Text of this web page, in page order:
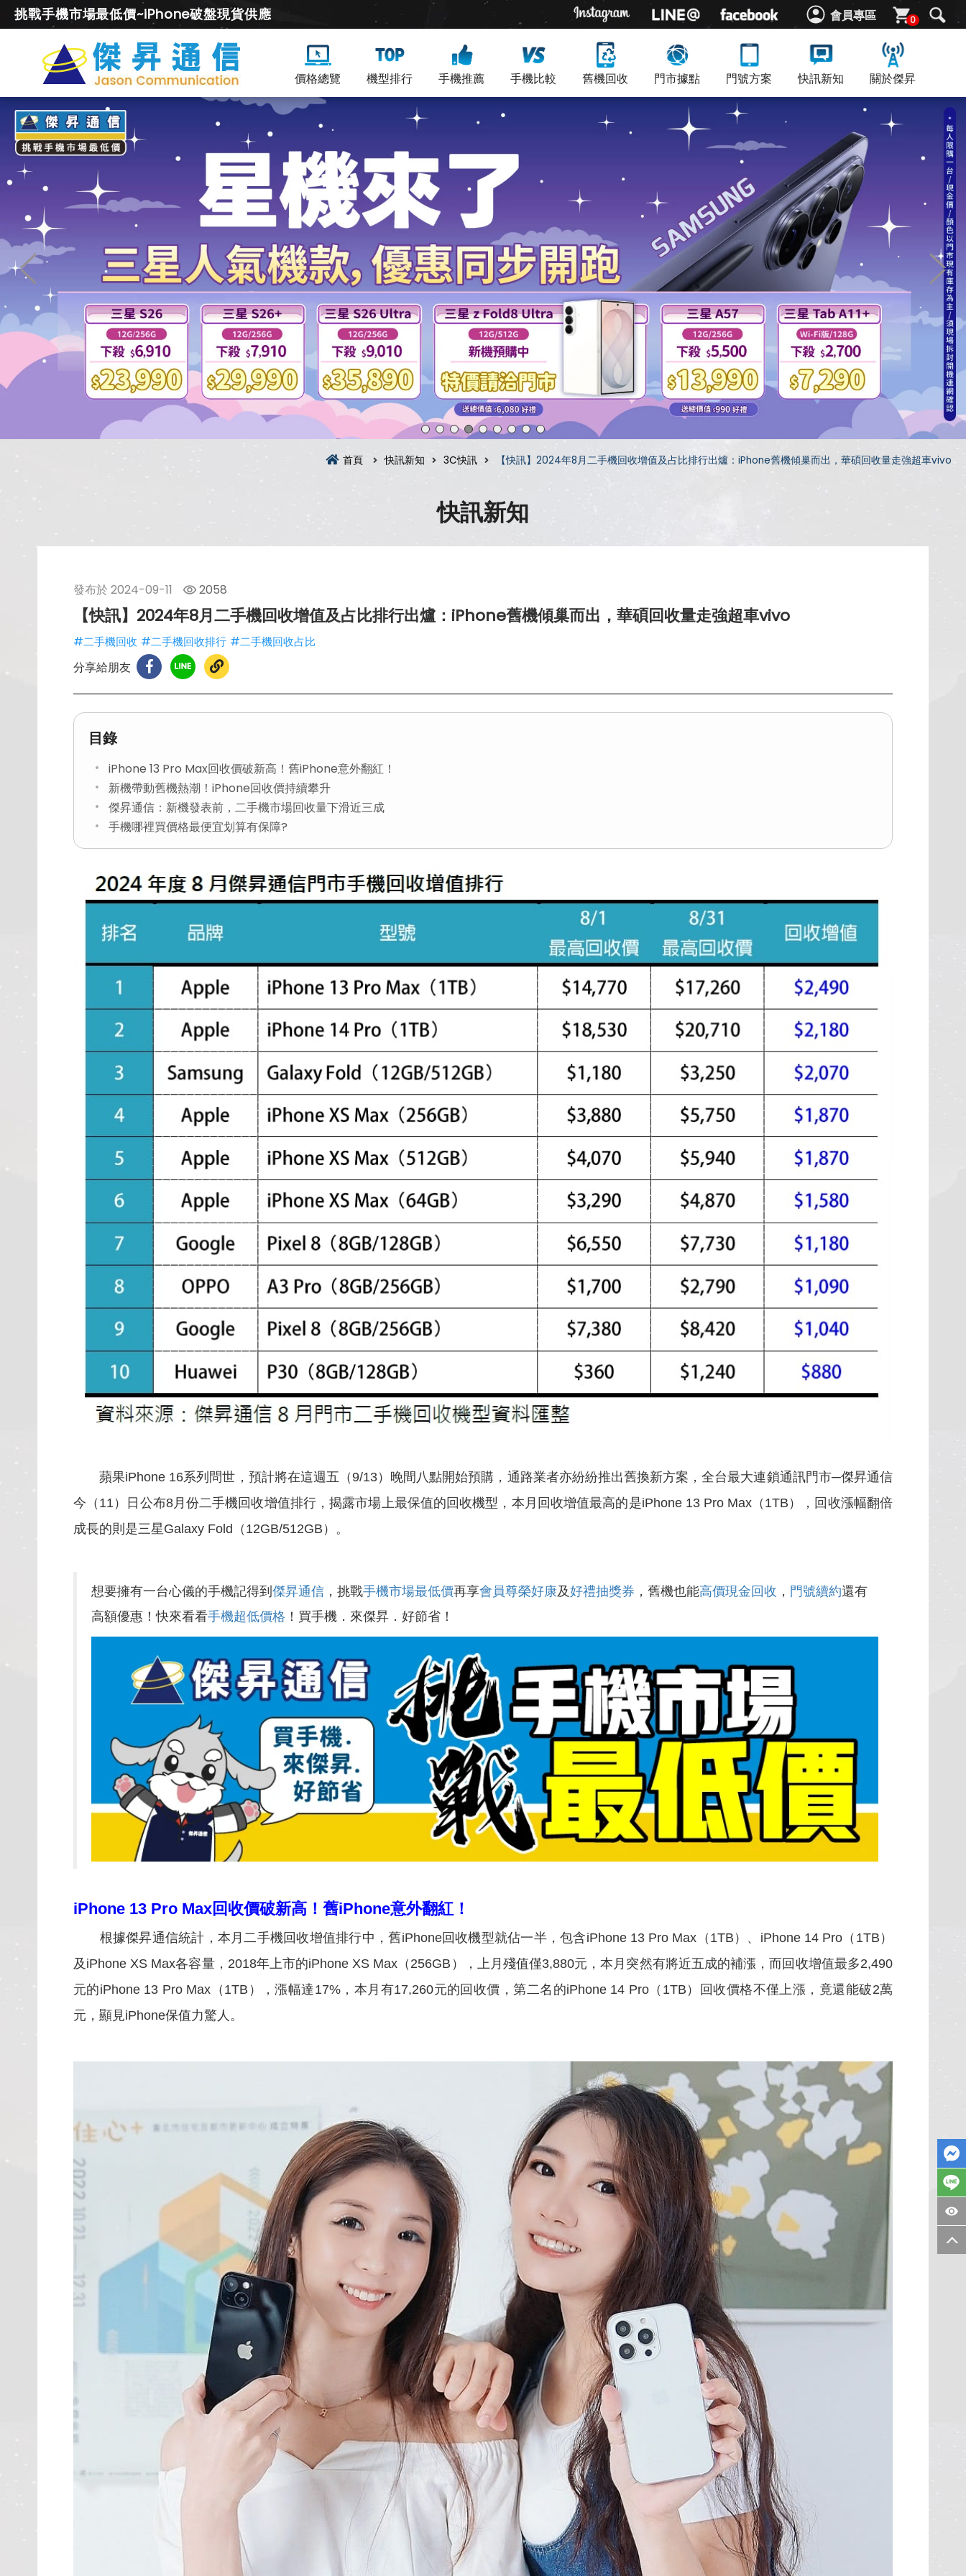
會員專區 0
挑戰手機市場最低價~iPhone破盤現貨供應
價格總覽 機型排行 手機推薦 手機比較 舊機回收 門市據點 門號方案 快訊新知 關於傑昇
首頁 快訊新知 3C快訊 【快訊】2024年8月二手機回收增值及占比排行出爐：iPhone舊機傾巢而出，華碩回收量走強超車vivo
快訊新知
發布於 2024-09-11 2058
【快訊】2024年8月二手機回收增值及占比排行出爐：iPhone舊機傾巢而出，華碩回收量走強超車vivo
#二手機回收 #二手機回收排行 #二手機回收占比
分享給朋友
目錄
iPhone 13 Pro Max回收價破新高！舊iPhone意外翻紅！
新機帶動舊機熱潮！iPhone回收價持續攀升
傑昇通信：新機發表前，二手機市場回收量下滑近三成
手機哪裡買價格最便宜划算有保障?
蘋果iPhone 16系列問世，預計將在這週五（9/13）晚間八點開始預購，通路業者亦紛紛推出舊換新方案，全台最大連鎖通訊門市─傑昇通信
今（11）日公布8月份二手機回收增值排行，揭露市場上最保值的回收機型，本月回收增值最高的是iPhone 13 Pro Max（1TB），回收漲幅翻倍
成長的則是三星Galaxy Fold（12GB/512GB）。
想要擁有一台心儀的手機記得到傑昇通信 ，挑戰手機市場最低價再享會員尊榮好康及好禮抽獎券 ，舊機也能高價現金回收 ， 門號續約還有
高額優惠！快來看看手機超低價格 ！買手機．來傑昇．好節省！
iPhone 13 Pro Max回收價破新高！舊iPhone意外翻紅！
根據傑昇通信統計，本月二手機回收增值排行中，舊iPhone回收機型就佔一半，包含iPhone 13 Pro Max（1TB）、iPhone 14 Pro（1TB）
及iPhone XS Max各容量，2018年上市的iPhone XS Max（256GB），上月殘值僅3,880元，本月突然有將近五成的補漲，而回收增值最多2,490
元的iPhone 13 Pro Max（1TB），漲幅達17%，本月有17,260元的回收價，第二名的iPhone 14 Pro（1TB）回收價格不僅上漲，竟還能破2萬
元，顯見iPhone保值力驚人。